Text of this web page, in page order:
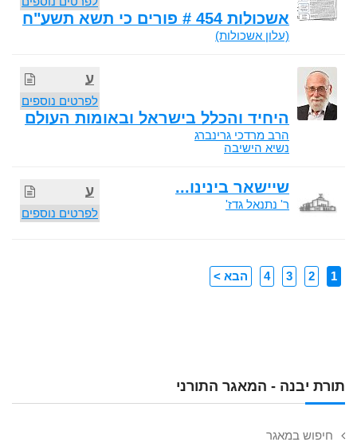
תורת יבנה - המאגר התורני
חיפוש במאגר
אשכולות 454 # פורים כי תשא תשע"ח
(עלון אשכולות)
ע
לפרטים נוספים
היחיד והכלל בישראל ובאומות העולם
הרב מרדכי גרינברג
נשיא הישיבה
ע
לפרטים נוספים
שיישאר בינינו...
ר' נתנאל גדז'
1
2
3
4 הבא >